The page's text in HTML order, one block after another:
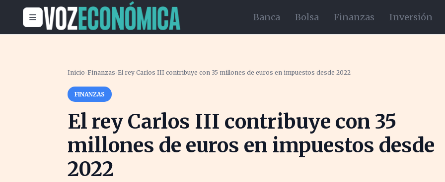
Banca Bolsa Finanzas Inversión
Inicio ›Finanzas ›El rey Carlos III contribuye con 35 millones de euros en impuestos desde 2022
FINANZAS
El rey Carlos III contribuye con 35
millones de euros en impuestos desde
2022